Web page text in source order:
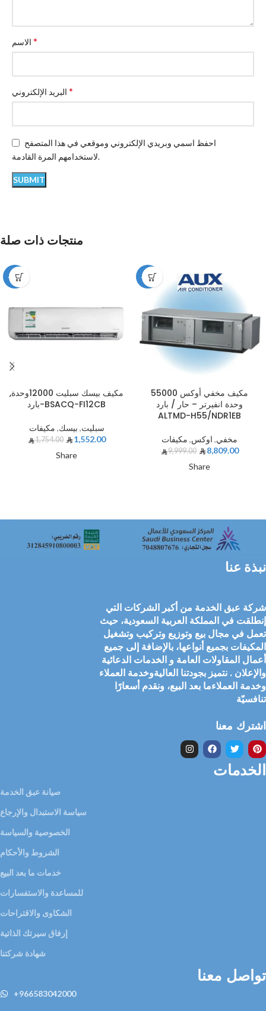
*
*
احفظ اسمي وبريدي الإلكتروني وموقعي في هذا المتصفح
لاستخدامهم المرة القادمة.
منتجات ذات صلة
-12%
مكيف بيسك سبليت 12000وحدة,
بارد-BSACQ-FI12CB
سبليت, بيسك, مكيفات
1,754.00
1,552.00
Share
-12%
مكيف مخفي أوكس 55000
وحدة انفيرتر – حار / بارد
ALTMD-H55/NDR1EB
مخفي, اوكس, مكيفات
9,999.00
8,809.00
Share
نبذة عنا
شركة عبق الخدمة من أكبر الشركات التي
إنطلقت في المملكة العربية السعودية، حيث
تعمل في مجال بيع وتوزيع وتركيب وتشغيل
المكيفات بجميع أنواعها، بالإضافة إلى جميع
أعمال المقاولات العامة و الخدمات الدعائية
والإعلان . نتميز بجودتنا العاليةوخدمة العملاء
وخدمة العملاءما بعد البيع، ونقدم أسعارًا
تنافسيّة
اشترك معنا
الخدمات
صيانة عبق الخدمة
سياسة الاستبدال والإرجاع
الخصوصية والسياسة
الشروط والأحكام
خدمات ما بعد البيع
للمساعدة والاستفسارات
الشكاوى والاقتراحات
إرفاق سيرتك الذاتية
شهادة شركتنا
تواصل معنا
+966583042000